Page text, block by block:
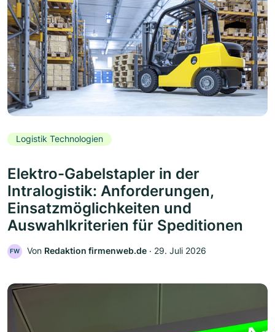
Logistik Technologien
Elektro-Gabelstapler in der
Intralogistik: Anforderungen,
Einsatzmöglichkeiten und
Auswahlkriterien für Speditionen
FW Von Redaktion firmenweb.de ‧ 29. Juli 2026